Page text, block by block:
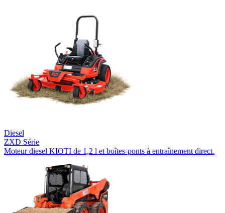
Diesel
ZXD Série
Moteur diesel KIOTI de 1,2 l et boîtes-ponts à entraînement direct.